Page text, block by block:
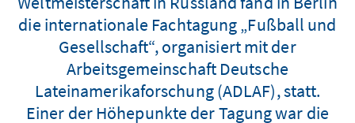
die internationale Fachtagung „Fußball und
Gesellschaft“, organisiert mit der
Arbeitsgemeinschaft Deutsche
Lateinamerikaforschung (ADLAF), statt.
Einer der Höhepunkte der Tagung war die